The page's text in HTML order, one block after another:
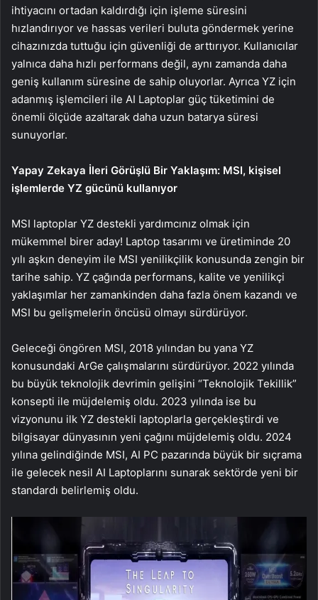
ihtiyacını ortadan kaldırdığı için işleme süresini
hızlandırıyor ve hassas verileri buluta göndermek yerine
cihazınızda tuttuğu için güvenliği de arttırıyor. Kullanıcılar
yalnıca daha hızlı performans değil, aynı zamanda daha
geniş kullanım süresine de sahip oluyorlar. Ayrıca YZ için
adanmış işlemcileri ile AI Laptoplar güç tüketimini de
önemli ölçüde azaltarak daha uzun batarya süresi
sunuyorlar.
Yapay Zekaya İleri Görüşlü Bir Yaklaşım: MSI, kişisel
işlemlerde YZ gücünü kullanıyor
MSI laptoplar YZ destekli yardımcınız olmak için
mükemmel birer aday! Laptop tasarımı ve üretiminde 20
yılı aşkın deneyim ile MSI yenilikçilik konusunda zengin bir
tarihe sahip. YZ çağında performans, kalite ve yenilikçi
yaklaşımlar her zamankinden daha fazla önem kazandı ve
MSI bu gelişmelerin öncüsü olmayı sürdürüyor.
Geleceği öngören MSI, 2018 yılından bu yana YZ
konusundaki ArGe çalışmalarını sürdürüyor. 2022 yılında
bu büyük teknolojik devrimin gelişini “Teknolojik Tekillik”
konsepti ile müjdelemiş oldu. 2023 yılında ise bu
vizyonunu ilk YZ destekli laptoplarla gerçekleştirdi ve
bilgisayar dünyasının yeni çağını müjdelemiş oldu. 2024
yılına gelindiğinde MSI, AI PC pazarında büyük bir sıçrama
ile gelecek nesil AI Laptoplarını sunarak sektörde yeni bir
standardı belirlemiş oldu.